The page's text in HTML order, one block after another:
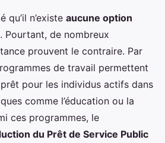
qu’il n’existe aucune option
Pourtant, de nombreux
prouvent le contraire. Par
de travail permettent
pour les individus actifs dans
comme l’éducation ou la
ces programmes, le
du Prêt de Service Public